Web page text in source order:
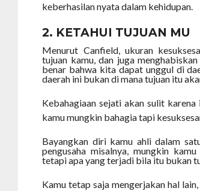
keberhasilan nyata dalam kehidupan.
2. KETAHUI TUJUAN MU
Menurut Canfield, ukuran
tujuan kamu, dan juga
benar bahwa kita dapat unggul di
daerah ini bukan di mana tujuan itu
Kebahagiaan sejati akan sulit
kamu mungkin bahagia tapi
Bayangkan diri kamu ahli dalam
pengusaha misalnya, mungkin
tetapi apa yang terjadi bila itu bukan
Kamu tetap saja mengerjakan hal